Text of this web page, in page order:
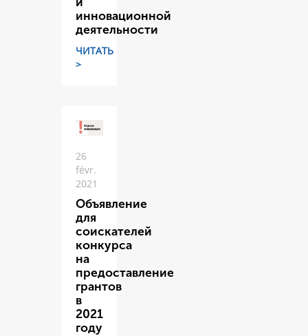
инновационной
деятельности
ЧИТАТЬ
>
26
févr.
2021
Объявление
для
соискателей
конкурса
на
предоставление
грантов
в
2021
году